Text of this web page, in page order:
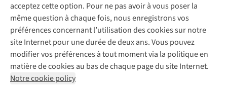
acceptez cette option. Pour ne pas avoir à vous poser la
même question à chaque fois, nous enregistrons vos
préférences concernant l’utilisation des cookies sur notre
site Internet pour une durée de deux ans. Vous pouvez
modifier vos préférences à tout moment via la politique en
matière de cookies au bas de chaque page du site Internet.
Notre cookie policy
Mentions légales
Politique de confidentialité
Conditions générales
Cookie Policy